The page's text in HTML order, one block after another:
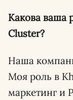
Какова ваша
Cluster?
Наша
Моя роль в
маркетинг и